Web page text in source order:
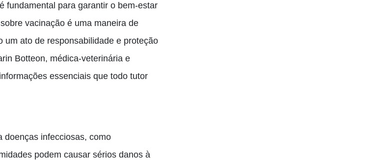
fundamental para garantir o bem-estar
vacinação é uma maneira de
um ato de responsabilidade e proteção
Botteon, médica-veterinária e
essenciais que todo tutor
doenças infecciosas, como
podem causar sérios danos à